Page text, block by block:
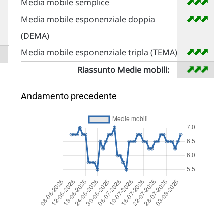
Media mobile esponenziale doppia
(DEMA)
➡
➡
➡
Media mobile esponenziale tripla (TEMA) ➡
➡
➡
Riassunto Medie mobili: ➡
➡
➡
Andamento precedente